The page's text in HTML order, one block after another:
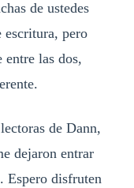
de ustedes
escritura, pero
entre las dos,
de Dann,
dejaron entrar
Espero disfruten